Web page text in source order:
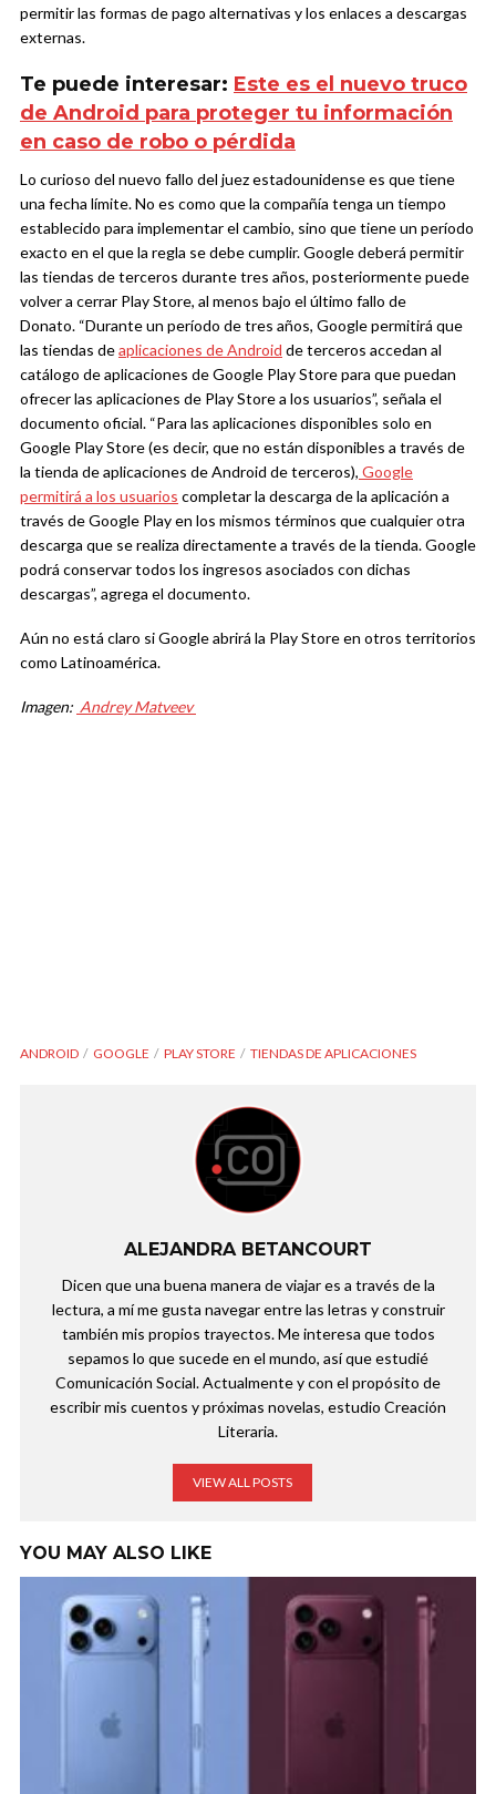
permitir las formas de pago alternativas y los enlaces a descargas
externas.
Te puede interesar: Este es el nuevo truco
de Android para proteger tu información
en caso de robo o pérdida
Lo curioso del nuevo fallo del juez estadounidense es que tiene
una fecha límite. No es como que la compañía tenga un tiempo
establecido para implementar el cambio, sino que tiene un período
exacto en el que la regla se debe cumplir. Google deberá permitir
las tiendas de terceros durante tres años, posteriormente puede
volver a cerrar Play Store, al menos bajo el último fallo de
Donato. “Durante un período de tres años, Google permitirá que
las tiendas deaplicaciones de Android de terceros accedan al
catálogo de aplicaciones de Google Play Store para que puedan
ofrecer las aplicaciones de Play Store a los usuarios”, señala el
documento oficial. “Para las aplicaciones disponibles solo en
Google Play Store (es decir, que no están disponibles a través de
la tienda de aplicaciones de Android de terceros), Google
permitirá a los usuarios completar la descarga de la aplicación a
través de Google Play en los mismos términos que cualquier otra
descarga que se realiza directamente a través de la tienda. Google
podrá conservar todos los ingresos asociados con dichas
descargas”, agrega el documento.
Aún no está claro si Google abrirá la Play Store en otros territorios
como Latinoamérica.
Imagen: Andrey Matveev
ANDROID GOOGLE PLAY STORE TIENDAS DE APLICACIONES
ALEJANDRA BETANCOURT
Dicen que una buena manera de viajar es a través de la
lectura, a mí me gusta navegar entre las letras y construir
también mis propios trayectos. Me interesa que todos
sepamos lo que sucede en el mundo, así que estudié
Comunicación Social. Actualmente y con el propósito de
escribir mis cuentos y próximas novelas, estudio Creación
Literaria.
VIEW ALL POSTS
YOU MAY ALSO LIKE